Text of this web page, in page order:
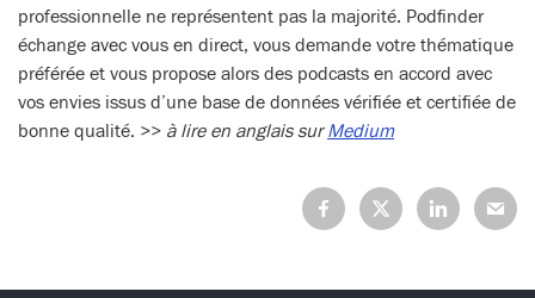
professionnelle ne représentent pas la majorité. Podfinder
échange avec vous en direct, vous demande votre thématique
préférée et vous propose alors des podcasts en accord avec
vos envies issus d’une base de données vérifiée et certifiée de
bonne qualité. >> à lire en anglais surMedium
Partagez
sur
Partagez
sur
(Twitter)
Partagez
sur
sur